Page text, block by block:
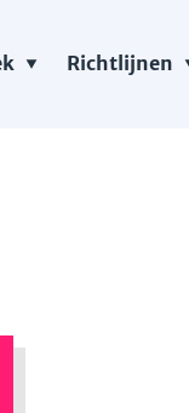
Richtlijnen